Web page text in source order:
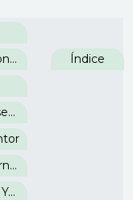
Introducción a desarrollo de Aplicaciones para Android
Índice
2. Comparativo Diagrama de flujo, Pseudocódigo, Lenguaje C y Bloques de App Inventor
4. Ingreso de componentes en entorno visual de App Inventor
5. Insertar componente de traductor Yandex en App Inventor